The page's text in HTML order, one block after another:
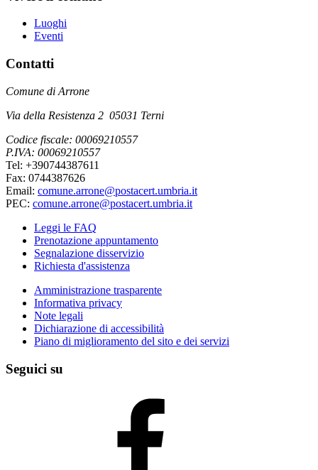
Luoghi
Eventi
Contatti
Comune di Arrone
Via della Resistenza 2 05031 Terni
Codice fiscale: 00069210557
P.IVA: 00069210557
Tel: +390744387611
Fax: 0744387626
Email: comune.arrone@postacert.umbria.it
PEC: comune.arrone@postacert.umbria.it
Leggi le FAQ
Prenotazione appuntamento
Segnalazione disservizio
Richiesta d'assistenza
Amministrazione trasparente
Informativa privacy
Note legali
Dichiarazione di accessibilità
Piano di miglioramento del sito e dei servizi
Seguici su